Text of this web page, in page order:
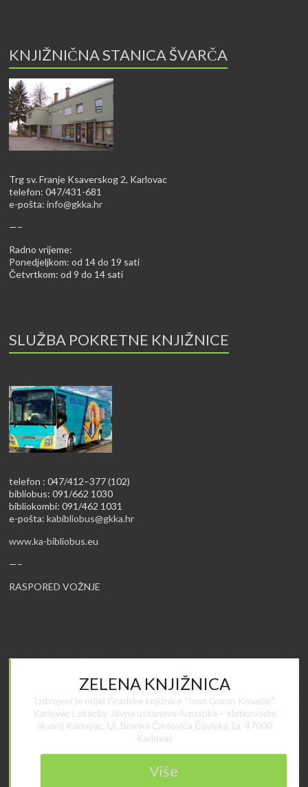
KNJIŽNIČNA STANICA ŠVARČA
Trg sv. Franje Ksaverskog 2, Karlovac
telefon: 047/431-681
e-pošta:info@gkka.hr
—–
Radno vrijeme:
Ponedjeljkom: od 14 do 19 sati
Četvrtkom: od 9 do 14 sati
SLUŽBA POKRETNE KNJIŽNICE
telefon : 047/412–377 (102)
bibliobus: 091/662 1030
bibliokombi: 091/462 1031
e-pošta:kabibliobus@gkka.hr
www.ka-bibliobus.eu
—–
RASPORED VOŽNJE
ZELENA KNJIŽNICA
Izdvojeni je odjel Gradske knjižnice “Ivan Goran Kovačić”
Karlovac Lokacija: Javna ustanova Aquatika – slatkovodni
akvarij Karlovac, Ul. Branka Čavlovića Čavleka 1a, 47000
Karlovac
Više